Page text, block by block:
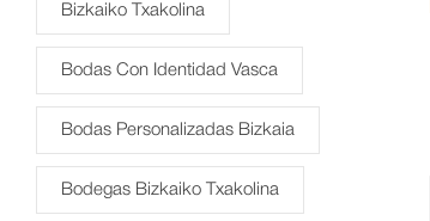
Bizkaiko Txakolina
Bodas Con Identidad Vasca
Bodas Personalizadas Bizkaia
Bodegas Bizkaiko Txakolina